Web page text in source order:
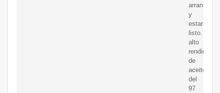
arranque
y
estará
listo.
alto
de
aceite
del
97